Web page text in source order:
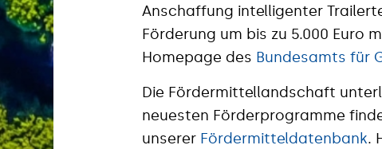
Anschaffung intelligenter
Förderung um bis zu 5.000 Euro
Homepage des Bundesamts für
Die Fördermittellandschaft
neuesten Förderprogramme
unserer Fördermitteldatenbank.